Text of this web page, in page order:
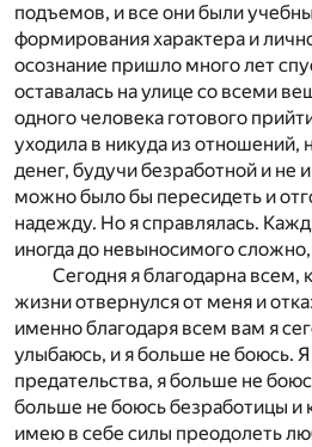
подъемов, и все они были
формирования характера и
осознание пришло много лет
оставалась на улице со всеми
одного человека готового
уходила в никуда из отношений,
денег, будучи безработной и не
можно было бы пересидеть и
надежду. Но я справлялась.
иногда до невыносимого
Сегодня я благодарна всем,
жизни отвернулся от меня и
именно благодаря всем вам я
улыбаюсь, и я больше не боюсь.
предательства, я больше не
больше не боюсь безработицы и
имею в себе силы преодолеть